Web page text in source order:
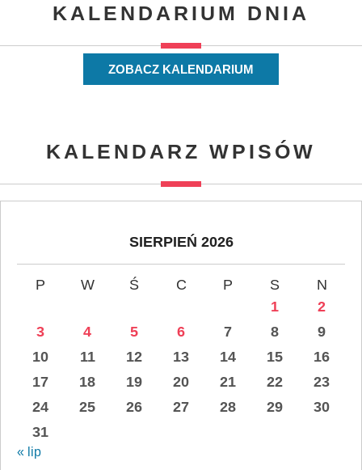
KALENDARIUM DNIA
ZOBACZ KALENDARIUM
KALENDARZ WPISÓW
SIERPIEŃ 2026
P W Ś C P S
N
1
2
3
4 5 6 7 8
9
10
11 12 13 14 15
16
17
18 19 20 21 22
23
24
25 26 27 28 29
30
31
« lip